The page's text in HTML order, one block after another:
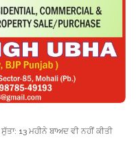
13 ਮਹੀਨੇ ਬਾਅਦ ਵੀ ਨਹੀਂ ਕੀਤੀ